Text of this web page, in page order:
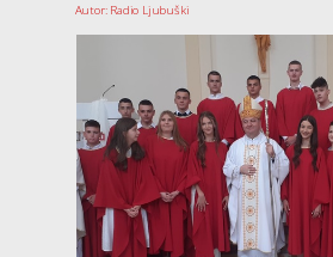
Autor: Radio Ljubuški